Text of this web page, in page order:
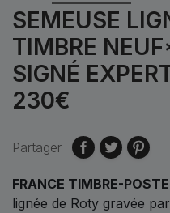
SEMEUSE
TIMBRE
SIGNÉ
230€
Partager
FRANCE TIMBRE-
lignée de Roty gravée